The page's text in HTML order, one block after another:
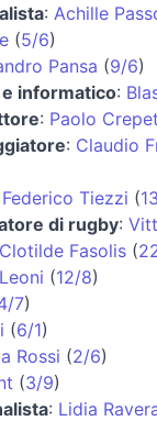
: Achille
(5/6)
Pansa (9/6)
informatico:
: Paolo Crepet
: Claudio
Federico Tiezzi (
di rugby:
Clotilde Fasolis (
(12/8)
7)
(6/1)
Rossi (2/6)
(3/9)
: Lidia